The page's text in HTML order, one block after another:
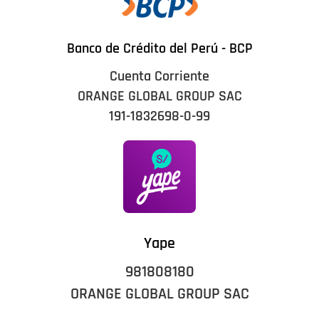
Banco de Crédito del Perú - BCP
Cuenta Corriente
ORANGE GLOBAL GROUP SAC
191-1832698-0-99
Yape
981808180
ORANGE GLOBAL GROUP SAC